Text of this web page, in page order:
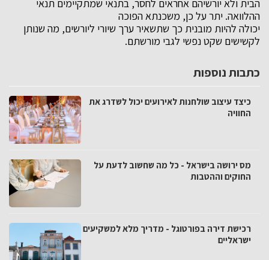
הבית ולא יורשיהם אחראים לחסר, בתנאי שמתקיימים תנאי
ההלוואה. יתר על כן, משכנתא הפוכה
יכולה להיות מובנית כך שתשאיר ערך שיורי ליורשים, מה שנותן
לקשישים שקט נפשי לגבי מורשתם.
כתבות נוספות
כיצד עיצוב שולחנות לאירועים יכול לשדרג את
החוויה
מס ירושה בישראל - כל מה שחשוב לדעת על
החוקים וההטבות
רכישת דירה בפורטוגל - מדריך מלא למשקיעים
ישראליים